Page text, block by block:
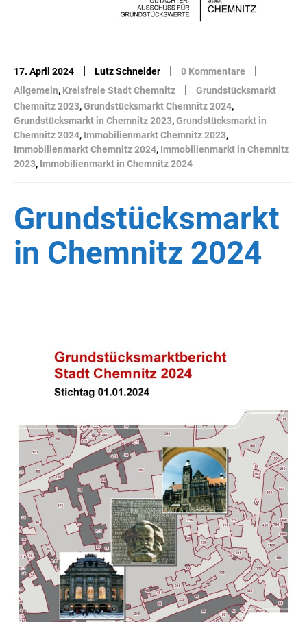
17. April 2024 | Lutz Schneider | 0 Kommentare |
Allgemein, Kreisfreie Stadt Chemnitz |
Grundstücksmarkt
Chemnitz 2023,Grundstücksmarkt Chemnitz 2024,
Grundstücksmarkt in Chemnitz 2023,Grundstücksmarkt in
Chemnitz 2024, Immobilienmarkt Chemnitz 2023,
Immobilienmarkt Chemnitz 2024, Immobilienmarkt in Chemnitz
2023, Immobilienmarkt in Chemnitz 2024
Grundstücksmarkt
in Chemnitz 2024